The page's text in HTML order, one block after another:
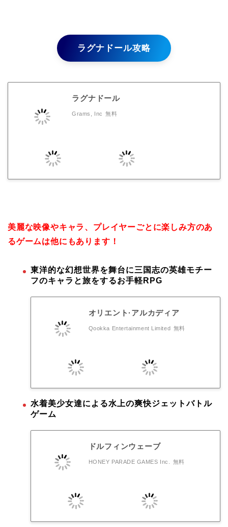
ラグナドール攻略
ラグナドール
Grams, Inc 無料
美麗な映像やキャラ、プレイヤーごとに楽しみ方のあ
るゲームは他にもあります！
東洋的な幻想世界を舞台に三国志の英雄モチー
フのキャラと旅をするお手軽RPG
オリエント·アルカディア
Qookka Entertainment Limited 無料
水着美少女達による水上の爽快ジェットバトル
ゲーム
ドルフィンウェーブ
HONEY PARADE GAMES Inc. 無料